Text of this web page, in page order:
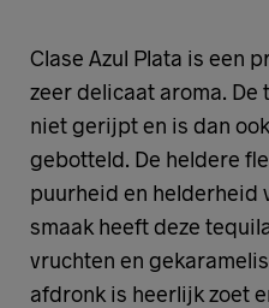
Clase Azul Plata is een
zeer delicaat aroma. De
niet gerijpt en is dan
gebotteld. De heldere
puurheid en helderheid
smaak heeft deze
vruchten en
afdronk is heerlijk zoet